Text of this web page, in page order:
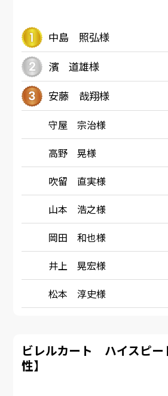
中島 照弘様
濱 道雄様
安藤 哉翔様
守屋 宗治様
高野 晃様
吹留 直実様
山本 浩之様
岡田 和也様
井上 晃宏様
松本 淳史様
ビレルカート ハイスピー
性】